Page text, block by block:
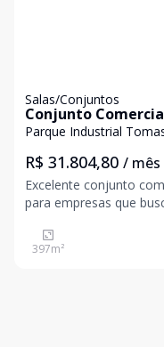
Salas/Conjuntos
Conjunto
m²
Parque Industrial
R$ 31.804,80 / mês
Excelente conjunto
para empresas que
com piso elevado com
proporcionando
397m²